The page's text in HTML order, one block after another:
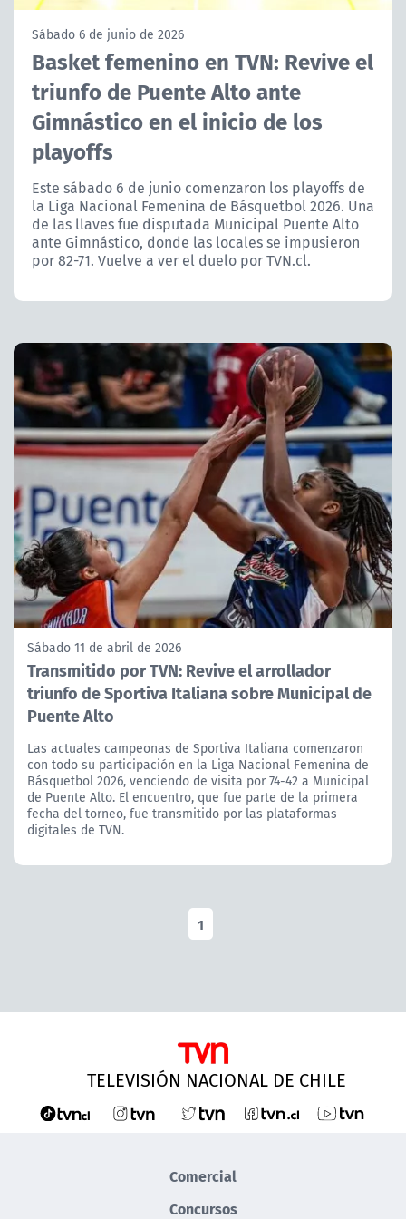
ACTUALIDAD Y TENDENCIAS
CORPORATIVO Y TRANSPARENCIA
CANAL DE DENUNCIAS
ÁREA DE PROYECTOS
Sábado 6 de junio de 2026
Basket femenino en TVN: Revive el
triunfo de Puente Alto ante
Gimnástico en el inicio de los
playoffs
Este sábado 6 de junio comenzaron los playoffs de
la Liga Nacional Femenina de Básquetbol 2026. Una
de las llaves fue disputada Municipal Puente Alto
ante Gimnástico, donde las locales se impusieron
por 82-71. Vuelve a ver el duelo por TVN.cl.
Sábado 11 de abril de 2026
Transmitido por TVN: Revive el arrollador
triunfo de Sportiva Italiana sobre Municipal de
Puente Alto
Las actuales campeonas de Sportiva Italiana comenzaron
con todo su participación en la Liga Nacional Femenina de
Básquetbol 2026, venciendo de visita por 74-42 a Municipal
de Puente Alto. El encuentro, que fue parte de la primera
fecha del torneo, fue transmitido por las plataformas
digitales de TVN.
1
TELEVISIÓN NACIONAL DE CHILE
Comercial
Concursos